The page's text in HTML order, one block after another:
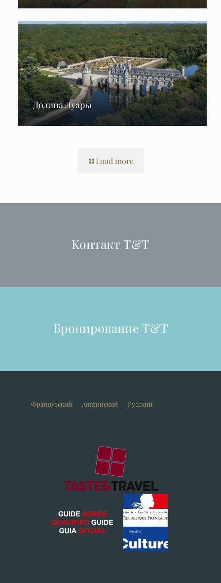
Долина Луары
Load more
Kонтакт T&T
Бронирование T&T
Французский Английский Русский